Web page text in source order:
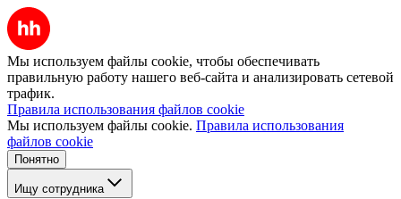
Мы используем файлы cookie, чтобы обеспечивать
правильную работу нашего веб-сайта и анализировать сетевой
трафик.
Правила использования файлов cookie
Мы используем файлы cookie. Правила использования
файлов cookie
Понятно
Ищу сотрудника